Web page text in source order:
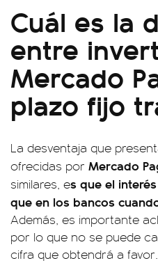
Cuál es la
entre
Mercado
plazo fijo
La desventaja que
ofrecidas por Mercado
similares, es que el
que en los bancos
Además, es importante
por lo que no se puede
cifra que obtendrá a favor.